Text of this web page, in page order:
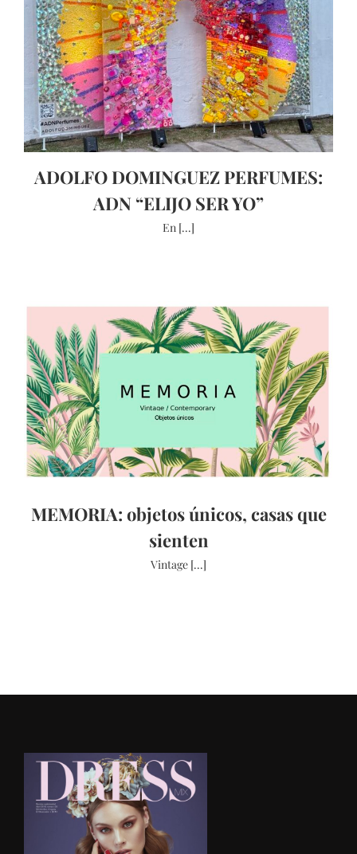
ADOLFO DOMINGUEZ PERFUMES:
ADN “ELIJO SER YO”
En [...]
MEMORIA: objetos únicos, casas que
sienten
Vintage [...]